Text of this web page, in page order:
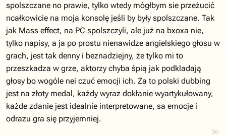
56
spolszczane no prawie, tylko wtedy mógłbym sie przeżucić
ncałkowicie na moja konsolę jeśli by były spolszczane. Tak
jak Mass effect, na PC spolszczyli, ale już na bxoxa nie,
tylko napisy, a ja po prostu nienawidze angielskiego głosu w
grach, jest tak denny i beznadziejny, że tylko mi to
przeszkadza w grze, aktorzy chyba śpią jak podkladają
głosy bo wogóle nei czuć emocji ich. Za to polski dubbing
jest na złoty medal, każdy wyraz dokłanie wyartykułowany,
każde zdanie jest idealnie interpretowane, sa emocje i
odrazu gra się przyjemniej.